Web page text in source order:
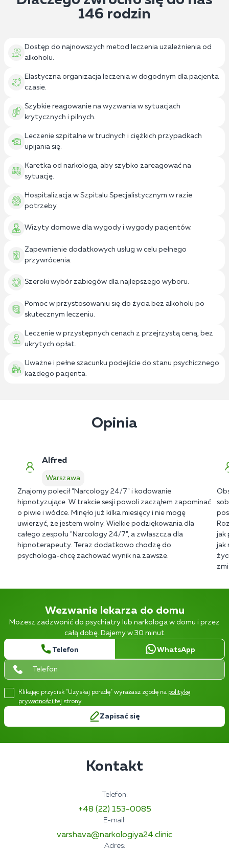
146 rodzin
Dostęp do najnowszych metod leczenia uzależnienia od
alkoholu.
Elastyczna organizacja leczenia w dogodnym dla pacjenta
czasie.
Szybkie reagowanie na wyzwania w sytuacjach
krytycznych i pilnych.
Leczenie szpitalne w trudnych i ciężkich przypadkach
upijania się.
Karetka od narkologa, aby szybko zareagować na
sytuację.
Hospitalizacja w Szpitalu Specjalistycznym w razie
potrzeby.
Wizyty domowe dla wygody i wygody pacjentów.
Zapewnienie dodatkowych usług w celu pełnego
przywrócenia.
Szeroki wybór zabiegów dla najlepszego wyboru.
Pomoc w przystosowaniu się do życia bez alkoholu po
skutecznym leczeniu.
Leczenie w przystępnych cenach z przejrzystą ceną, bez
ukrytych opłat.
Uważne i pełne szacunku podejście do stanu psychicznego
każdego pacjenta.
Opinia
Alfred
Warszawa
Znajomy polecił "Narcology 24/7" i kodowanie
hipnotyzujące. W trakcie sesji powoli zacząłem zapominać
o piwie i wódce. Minęło już kilka miesięcy i nie mogę
uwierzyć, że jestem wolny. Wielkie podziękowania dla
całego zespołu "Narcology 24/7", a zwłaszcza dla
hipnoterapeuty. Teraz dodatkowo chodzę do
psychologa-chcę zachować wynik na zawsze.
jak
jak
Wezwanie lekarza do domu
Możesz zadzwonić do psychiatry lub narkologa w domu i przez
całą dobę. Dajemy w 30 minut
Telefon WhatsApp
Klikając przycisk "Uzyskaj poradę" wyrażasz zgodę na politykę
prywatności tej strony
Zapisać się
Kontakt
Telefon:
+48 (22) 153-0085
E-mail:
varshava@narkologiya24.clinic
Adres: